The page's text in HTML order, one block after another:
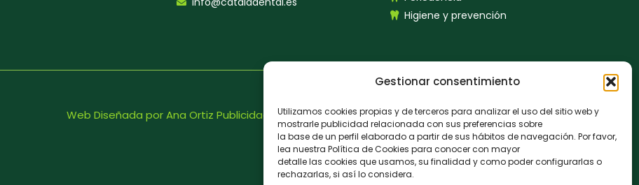
Gestionar consentimiento
Utilizamos cookies propias y de terceros para analizar el uso del sitio web y
mostrarle publicidad relacionada con sus preferencias sobre
la base de un perfil elaborado a partir de sus hábitos de navegación. Por favor,
lea nuestra Política de Cookies para conocer con mayor
detalle las cookies que usamos, su finalidad y como poder configurarlas o
rechazarlas, si así lo considera.
Higiene y prevención
Web Diseñada porAna Ortiz Publicidad AVISO LEGAL|PROTECCIÓN DE DATOS